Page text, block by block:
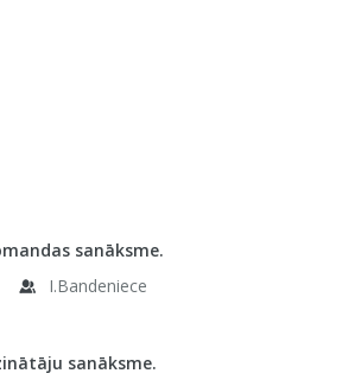
sanāksme.
I.Bandeniece
sanāksme.